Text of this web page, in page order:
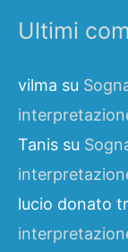
Ultimi
vilma su
Tanis su
lucio donato